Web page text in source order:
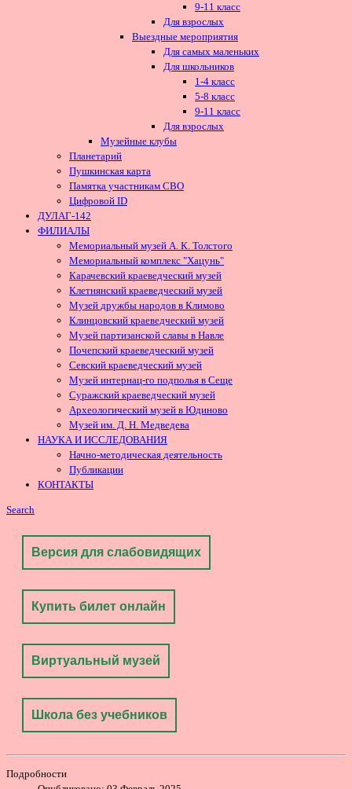
9-11 класс
Для взрослых
Выездные мероприятия
Для самых маленьких
Для школьников
1-4 класс
5-8 класс
9-11 класс
Для взрослых
Музейные клубы
Планетарий
Пушкинская карта
Памятка участникам СВО
Цифровой ID
ДУЛАГ-142
ФИЛИАЛЫ
Мемориальный музей А. К. Толстого
Мемориальный комплекс "Хацунь"
Карачевский краеведческий музей
Клетнянский краеведческий музей
Музей дружбы народов в Климово
Клинцовский краеведческий музей
Музей партизанской славы в Навле
Почепский краеведческий музей
Севский краеведческий музей
Музей интернац-го подполья в Сеще
Суражский краеведческий музей
Археологический музей в Юдиново
Музей им. Д. Н. Медведева
НАУКА И ИССЛЕДОВАНИЯ
Начно-методическая деятельность
Публикации
КОНТАКТЫ
Search
Версия для слабовидящих
Купить билет онлайн
Виртуальный музей
Школа без учебников
Подробности